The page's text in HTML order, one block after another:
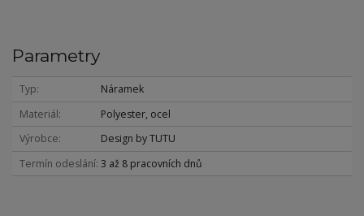
Parametry
Typ
Náramek
Materiál
Polyester, ocel
Výrobce
Design by TUTU
Termín odeslání 3 až 8 pracovních dnů